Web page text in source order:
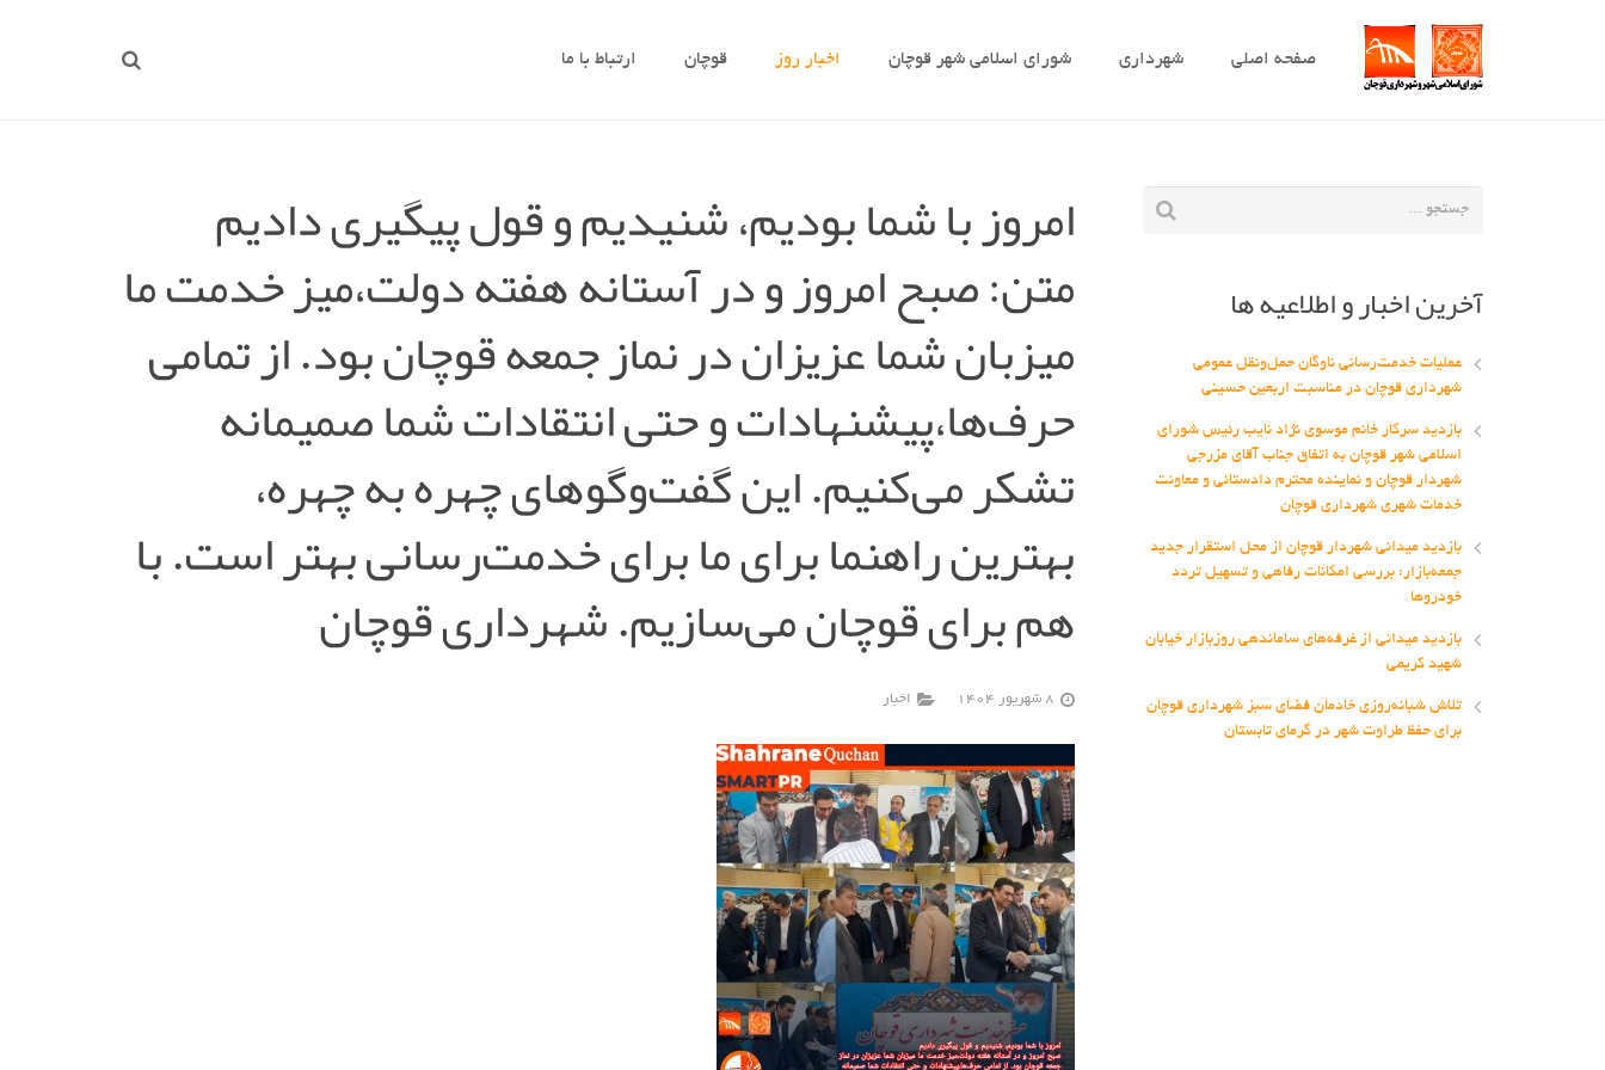
صفحه اصلی شهرداری شورای اسلامی شهر قوچان اخبار روز قوچان ارتباط با ما
امروز با شما بودیم، شنیدیم و قول پیگیری دادیم
متن: صبح امروز و در آستانه هفته دولت،میز خدمت ما
میزبان شما عزیزان در نماز جمعه قوچان بود. از تمامی
حرف‌ها،پیشنهادات و حتی انتقادات شما صمیمانه
تشکر می‌کنیم. این گفت‌وگوهای چهره به چهره،
بهترین راهنما برای ما برای خدمت‌رسانی بهتر است. با
هم برای قوچان می‌سازیم. شهرداری قوچان
8 شهریور 1404 اخبار
آخرین اخبار و اطلاعیه ها
عملیات خدمت‌رسانی ناوگان حمل‌ونقل عمومی
شهرداری قوچان در مناسبت اربعین حسینی
بازدید سرکار خانم موسوی نژاد نایب رئیس شورای
اسلامی شهر قوچان به اتفاق جناب آقای مزرجی
شهردار قوچان و نماینده محترم دادستانی و معاونت
خدمات شهری شهرداری قوچان
بازدید میدانی شهردار قوچان از محل استقرار جدید
جمعه‌بازار؛ بررسی امکانات رفاهی و تسهیل تردد
خودروها
بازدید میدانی از غرفه‌های ساماندهی روزبازار خیابان
شهید کریمی
تلاش شبانه‌روزی خادمان فضای سبز شهرداری قوچان
برای حفظ طراوت شهر در گرمای تابستان